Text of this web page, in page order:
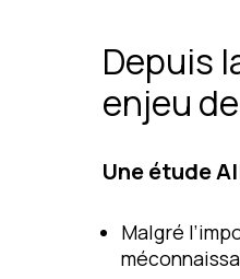
Depuis
enjeu
Une étude
Malgré